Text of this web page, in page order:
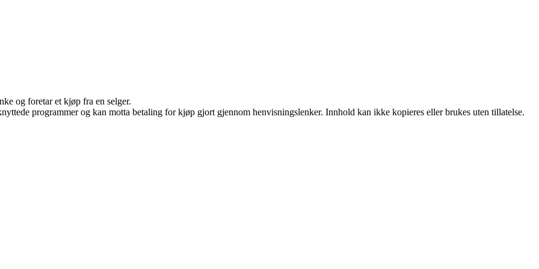
og foretar et kjøp fra en selger.
programmer og kan motta betaling for kjøp gjort gjennom henvisningslenker. Innhold kan ikke kopieres eller brukes uten tillatelse.